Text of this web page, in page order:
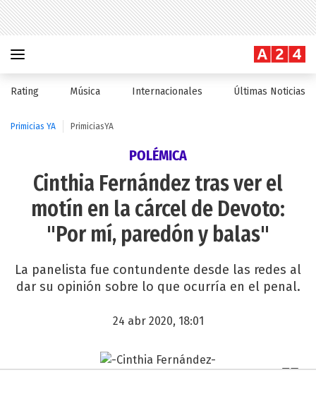
Rating Música Internacionales Últimas Noticias
Primicias YA PrimiciasYA
POLÉMICA
Cinthia Fernández tras ver el
motín en la cárcel de Devoto:
"Por mí, paredón y balas"
La panelista fue contundente desde las redes al
dar su opinión sobre lo que ocurría en el penal.
24 abr 2020, 18:01